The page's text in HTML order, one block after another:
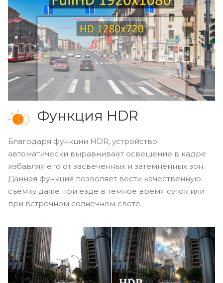
Функция HDR
Благодаря функции HDR, устройство
автоматически выравнивает освещение в кадре
избавляя его от засвеченных и затемнённых зон.
Данная функция позволяет вести качественную
съемку даже при езде в темное время суток или
при встречном солнечном свете.